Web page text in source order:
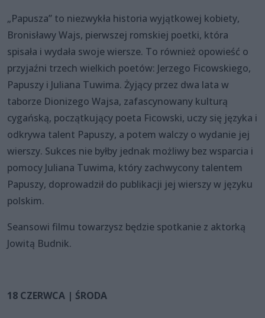
„Papusza” to niezwykła historia wyjątkowej kobiety,
Bronisławy Wajs, pierwszej romskiej poetki, która
spisała i wydała swoje wiersze. To również opowieść o
przyjaźni trzech wielkich poetów: Jerzego Ficowskiego,
Papuszy i Juliana Tuwima. Żyjący przez dwa lata w
taborze Dionizego Wajsa, zafascynowany kulturą
cygańską, początkujący poeta Ficowski, uczy się języka i
odkrywa talent Papuszy, a potem walczy o wydanie jej
wierszy. Sukces nie byłby jednak możliwy bez wsparcia i
pomocy Juliana Tuwima, który zachwycony talentem
Papuszy, doprowadził do publikacji jej wierszy w języku
polskim.
Seansowi filmu towarzysz będzie spotkanie z aktorką
Jowitą Budnik.
18 CZERWCA | ŚRODA